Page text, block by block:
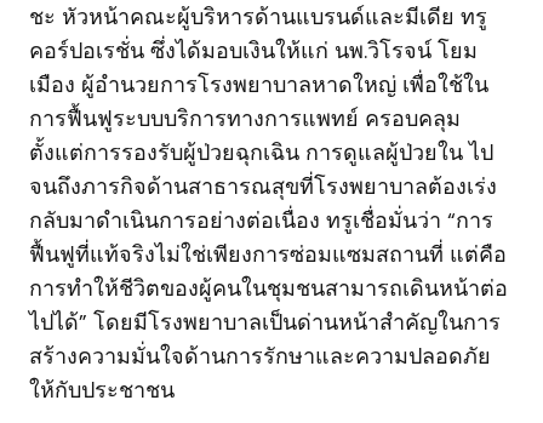
ชะ หัวหน้าคณะผู้บริหารด้านแบรนด์และมีเดีย ทรู
คอร์ปอเรชั่น ซึ่งได้มอบเงินให้แก่ นพ.วิโรจน์ โยม
เมือง ผู้อำนวยการโรงพยาบาลหาดใหญ่ เพื่อใช้ใน
การฟื้นฟูระบบบริการทางการแพทย์ ครอบคลุม
ตั้งแต่การรองรับผู้ป่วยฉุกเฉิน การดูแลผู้ป่วยใน ไป
จนถึงภารกิจด้านสาธารณสุขที่โรงพยาบาลต้องเร่ง
กลับมาดำเนินการอย่างต่อเนื่อง ทรูเชื่อมั่นว่า “การ
ฟื้นฟูที่แท้จริงไม่ใช่เพียงการซ่อมแซมสถานที่ แต่คือ
การทำให้ชีวิตของผู้คนในชุมชนสามารถเดินหน้าต่อ
ไปได้” โดยมีโรงพยาบาลเป็นด่านหน้าสำคัญในการ
สร้างความมั่นใจด้านการรักษาและความปลอดภัย
ให้กับประชาชน